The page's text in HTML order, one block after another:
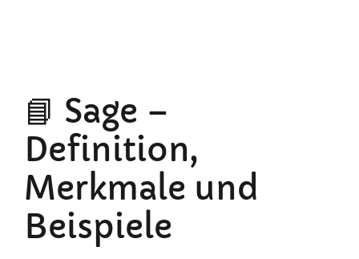
📘 Sage –
Definition,
Merkmale und
Beispiele